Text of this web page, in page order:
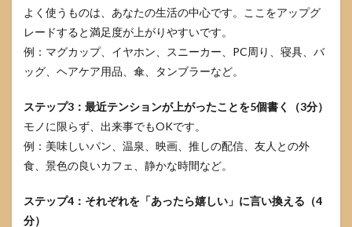
よく使うものは、あなたの生活の中心です。ここをアップグ
レードすると満足度が上がりやすいです。
例：マグカップ、イヤホン、スニーカー、PC周り、寝具、バ
ッグ、ヘアケア用品、傘、タンブラーなど。
ステップ3：最近テンションが上がったことを5個書く（3分）
モノに限らず、出来事でもOKです。
例：美味しいパン、温泉、映画、推しの配信、友人との外
食、景色の良いカフェ、静かな時間など。
ステップ4：それぞれを「あったら嬉しい」に言い換える（4
分）